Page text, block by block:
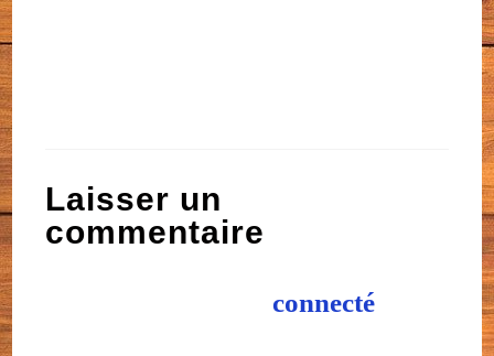
Laisser un
commentaire
Vous devez êtreconnecté